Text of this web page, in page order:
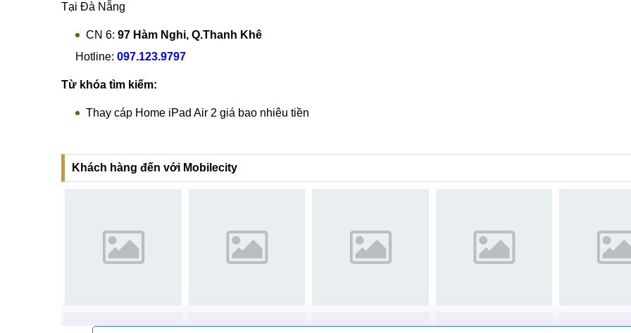
Tại Đà Nẵng
CN 6: 97 Hàm Nghi, Q.Thanh Khê
Hotline: 097.123.9797
Từ khóa tìm kiếm:
Thay cáp Home iPad Air 2 giá bao nhiêu tiền
Khách hàng đến với Mobilecity